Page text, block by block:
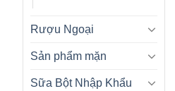
Rượu Ngoại
Sản phẩm mặn
Sữa Bột Nhập Khẩu